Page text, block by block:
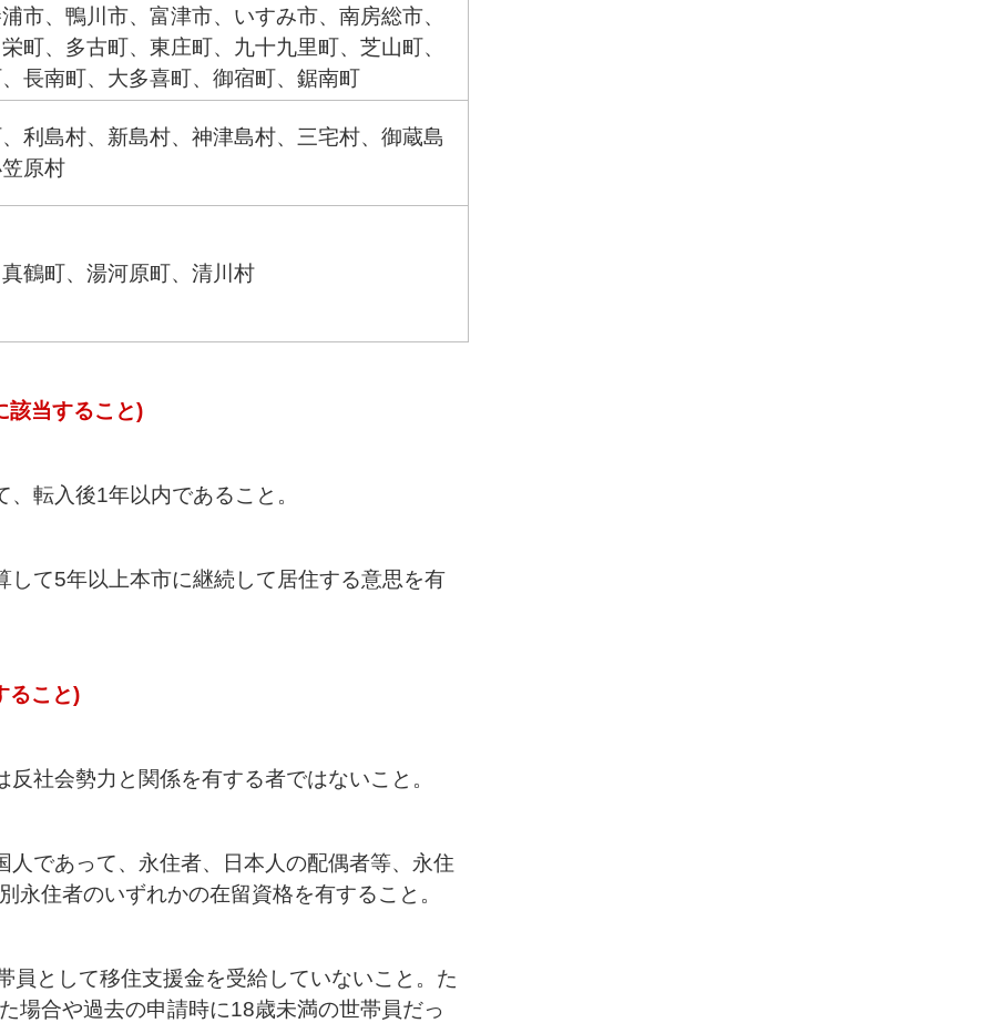
市、鴨川市、富津市、いすみ市、南房総市、
町、多古町、東庄町、九十九里町、芝山町、
長南町、大多喜町、御宿町、鋸南町
利島村、新島村、神津島村、三宅村、御蔵島
原村
鶴町、湯河原町、清川村
該当すること)
転入後1年以内であること。
して5年以上本市に継続して居住する意思を有
ること)
社会勢力と関係を有する者ではないこと。
人であって、永住者、日本人の配偶者等、永住
永住者のいずれかの在留資格を有すること。
員として移住支援金を受給していないこと。た
場合や過去の申請時に18歳未満の世帯員だっ